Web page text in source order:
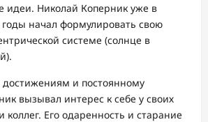
идеи. Николай Коперник уже в
годы начал формулировать свою
системе (солнце в
достижениям и постоянному
вызывал интерес к себе у своих
коллег. Его одаренность и старание